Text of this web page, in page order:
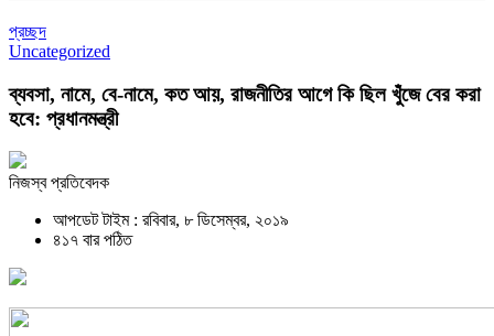
প্রচ্ছদ
Uncategorized
ব্যবসা, নামে, বে-নামে, কত আয়, রাজনীতির আগে কি ছিল খুঁজে বের করা
হবে: প্রধানমন্ত্রী
নিজস্ব প্রতিবেদক
আপডেট টাইম : রবিবার, ৮ ডিসেম্বর, ২০১৯
৪১৭ বার পঠিত